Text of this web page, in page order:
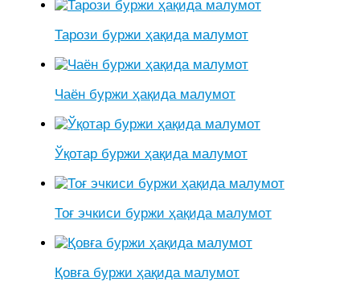
Тарози буржи ҳақида малумот
Чаён буржи ҳақида малумот
Ўқотар буржи ҳақида малумот
Тоғ эчкиси буржи ҳақида малумот
Қовға буржи ҳақида малумот